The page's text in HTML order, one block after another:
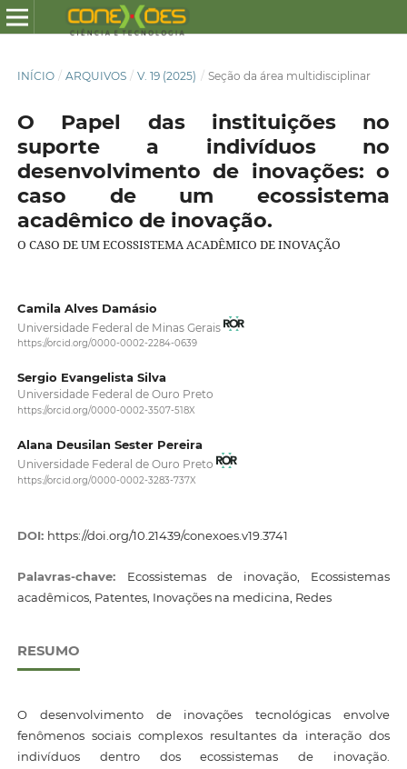
INÍCIO / ARQUIVOS / V. 19 (2025) / Seção da área multidisciplinar
O Papel das instituições no
suporte a indivíduos no
desenvolvimento de inovações: o
caso de um ecossistema
acadêmico de inovação.
O CASO DE UM ECOSSISTEMA ACADÊMICO DE INOVAÇÃO
Camila Alves Damásio
Universidade Federal de Minas Gerais
https://orcid.org/0000-0002-2284-0639
Sergio Evangelista Silva
Universidade Federal de Ouro Preto
https://orcid.org/0000-0002-3507-518X
Alana Deusilan Sester Pereira
Universidade Federal de Ouro Preto
https://orcid.org/0000-0002-3283-737X
DOI: https://doi.org/10.21439/conexoes.v19.3741
Palavras-chave: Ecossistemas de inovação, Ecossistemas
acadêmicos, Patentes, Inovações na medicina, Redes
RESUMO
O desenvolvimento de inovações tecnológicas envolve
fenômenos sociais complexos resultantes da interação dos
indivíduos dentro dos ecossistemas de inovação.